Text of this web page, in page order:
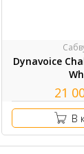
Dynavoice
21
В